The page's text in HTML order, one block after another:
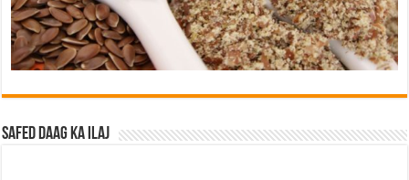
Safed Daag ka ilaj